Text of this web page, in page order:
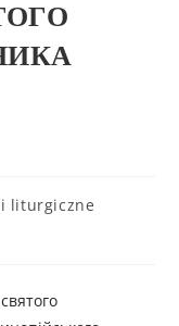
liturgiczne